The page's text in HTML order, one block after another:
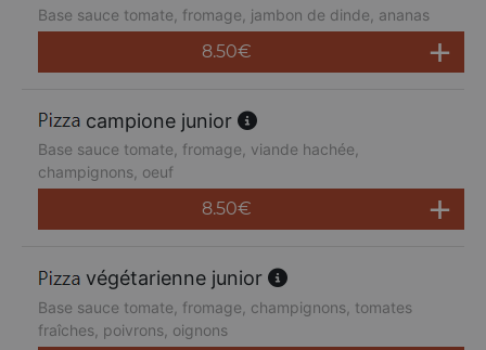
Base sauce tomate, fromage, jambon de dinde, ananas
8.50€
campione junior
Base sauce tomate, fromage, viande hachée,
champignons, oeuf
8.50€
végétarienne junior
Base sauce tomate, fromage, champignons, tomates
fraîches, poivrons, oignons